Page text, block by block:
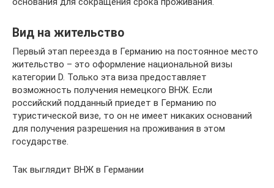
Вид на жительство
Первый этап переезда в Германию на постоянное место
жительство – это оформление национальной визы
категории D. Только эта виза предоставляет
возможность получения немецкого ВНЖ. Если
российский подданный приедет в Германию по
туристической визе, то он не имеет никаких оснований
для получения разрешения на проживания в этом
государстве.
Так выглядит ВНЖ в Германии